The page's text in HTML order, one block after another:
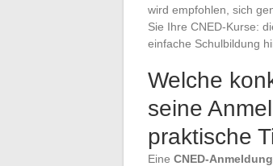
wird empfohlen, sich
Sie Ihre CNED-Kurse:
einfache Schulbildung
Welche
seine
praktische
Eine CNED-Anmeldung